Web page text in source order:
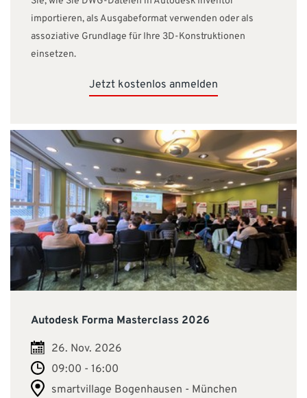
importieren, als Ausgabeformat verwenden oder als
assoziative Grundlage für Ihre 3D-Konstruktionen
einsetzen.
Jetzt kostenlos anmelden
Autodesk Forma Masterclass 2026
26. Nov. 2026
09:00 - 16:00
smartvillage Bogenhausen - München